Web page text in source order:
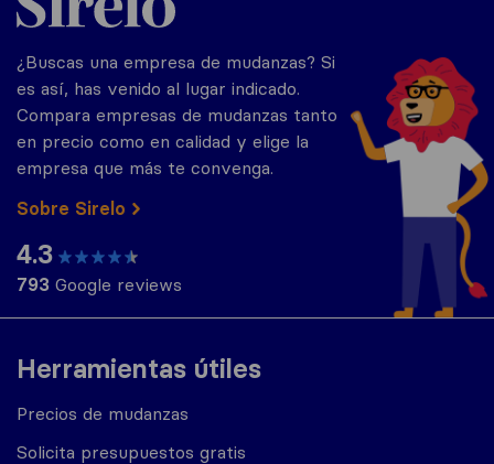
Herramientas útiles
Precios de mudanzas
Solicita presupuestos gratis
¿Buscas una empresa de mudanzas? Si
es así, has venido al lugar indicado.
Compara empresas de mudanzas tanto
en precio como en calidad y elige la
empresa que más te convenga.
Sobre Sirelo
4.3
793 Google reviews